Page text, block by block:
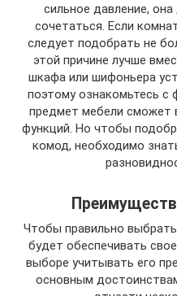
сильное давление,
сочетаться. Если
следует подобрать не
этой причине лучше
шкафа или шифоньера
поэтому ознакомьтесь с
предмет мебели сможет
функций. Но чтобы
комод, необходимо
Чтобы правильно
будет обеспечивать
выборе учитывать его
основным